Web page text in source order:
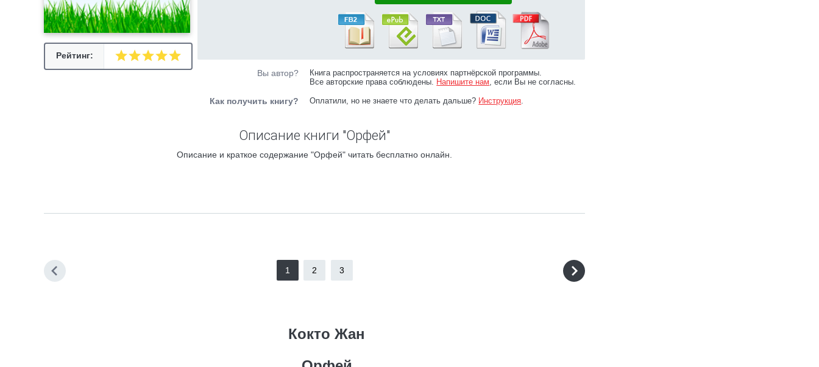
Рейтинг:
Вы автор?
Книга распространяется на условиях партнёрской программы.
Все авторские права соблюдены. Напишите нам, если Вы не согласны.
Как получить книгу? Оплатили, но не знаете что делать дальше? Инструкция.
Описание книги "Орфей"
Описание и краткое содержание "Орфей" читать бесплатно онлайн.
1 2 3
Кокто Жан